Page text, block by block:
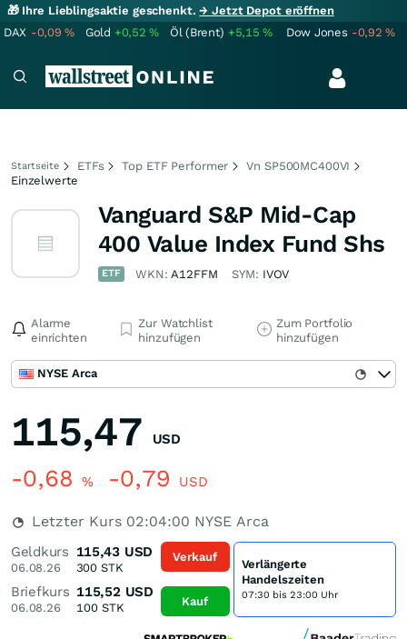
🎁 Ihre Lieblingsaktie geschenkt.→ Jetzt Depot eröffnen
DAX -0,09% Gold +0,52% Öl (Brent) +5,15% Dow Jones -0,92%
Startseite ETFs Top ETF Performer
Vn SP500MC400VI
Einzelwerte
Vanguard S&P Mid-Cap
400 Value Index Fund Shs
ETF WKN:A12FFM SYM: IVOV
Alarme
einrichten
Zur Watchlist
hinzufügen
Zum Portfolio
hinzufügen
NYSE Arca
115,47 USD
-0,68 % -0,79 USD
Letzter Kurs 02:04:00 NYSE Arca
Geldkurs
06.08.26
115,43 USD
300 STK
Briefkurs
06.08.26
115,52 USD
100STK
Verkauf
Kauf
Verlängerte
Handelszeiten
07:30 bis 23:00 Uhr